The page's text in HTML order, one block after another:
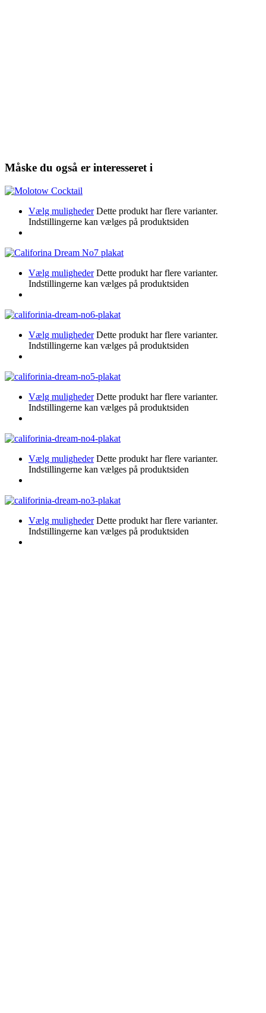
Måske du også er interesseret i
Vælg muligheder Dette produkt har flere varianter.
Indstillingerne kan vælges på produktsiden
Vælg muligheder Dette produkt har flere varianter.
Indstillingerne kan vælges på produktsiden
Vælg muligheder Dette produkt har flere varianter.
Indstillingerne kan vælges på produktsiden
Vælg muligheder Dette produkt har flere varianter.
Indstillingerne kan vælges på produktsiden
Vælg muligheder Dette produkt har flere varianter.
Indstillingerne kan vælges på produktsiden
Vælg muligheder Dette produkt har flere varianter.
Indstillingerne kan vælges på produktsiden